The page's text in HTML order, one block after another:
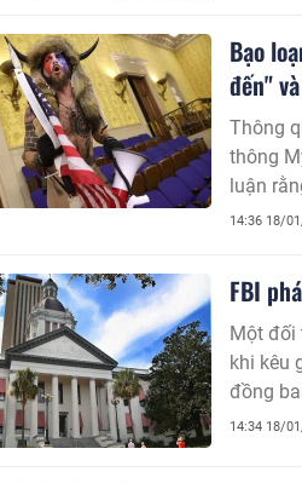
Bạo
đến"
Thông
thông
luận
14:36 18/
FBI
Một đối
khi kêu
đồng
14:34 18/